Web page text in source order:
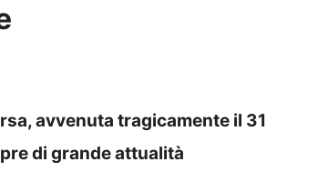
avvenuta tragicamente il 31
di grande attualità